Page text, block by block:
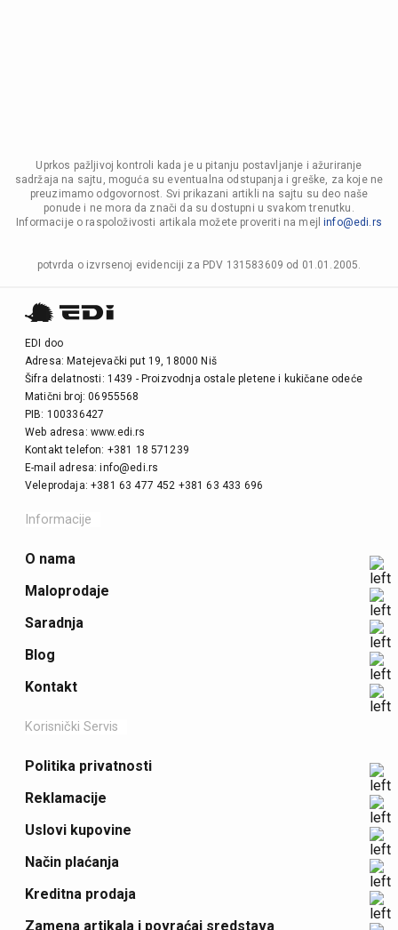
Uprkos pažljivoj kontroli kada je u pitanju postavljanje i ažuriranje
sadržaja na sajtu, moguća su eventualna odstupanja i greške, za koje ne
preuzimamo odgovornost. Svi prikazani artikli na sajtu su deo naše
ponude i ne mora da znači da su dostupni u svakom trenutku.
Informacije o raspoloživosti artikala možete proveriti na mejlinfo@edi.rs
potvrda o izvrsenoj evidenciji za PDV 131583609 od 01.01.2005.
EDI doo
Adresa: Matejevački put 19, 18000 Niš
Šifra delatnosti: 1439 - Proizvodnja ostale pletene i kukičane odeće
Matični broj: 06955568
PIB: 100336427
Web adresa: www.edi.rs
Kontakt telefon: +381 18 571239
E-mail adresa: info@edi.rs
Veleprodaja: +381 63 477 452 +381 63 433 696
Informacije
O nama
Maloprodaje
Saradnja
Blog
Kontakt
Korisnički Servis
Politika privatnosti
Reklamacije
Uslovi kupovine
Način plaćanja
Kreditna prodaja
Zamena artikala i povraćaj sredstava